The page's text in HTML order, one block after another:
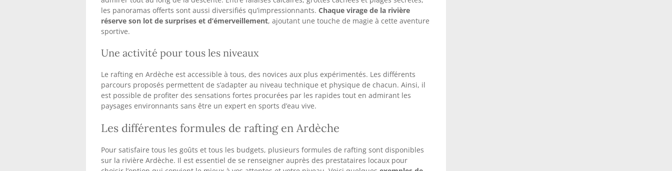
les panoramas offerts sont aussi diversifiés qu’impressionnants. Chaque virage de la rivière
réserve son lot de surprises et d’émerveillement, ajoutant une touche de magie à cette aventure
sportive.
Une activité pour tous les niveaux
Le rafting en Ardèche est accessible à tous, des novices aux plus expérimentés. Les différents
parcours proposés permettent de s’adapter au niveau technique et physique de chacun. Ainsi, il
est possible de profiter des sensations fortes procurées par les rapides tout en admirant les
paysages environnants sans être un expert en sports d’eau vive.
Les différentes formules de rafting en Ardèche
Pour satisfaire tous les goûts et tous les budgets, plusieurs formules de rafting sont disponibles
sur la rivière Ardèche. Il est essentiel de se renseigner auprès des prestataires locaux pour